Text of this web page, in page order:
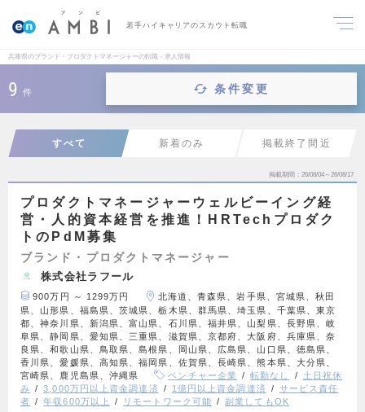
若手ハイキャリアのスカウト転職
兵庫県のブランド・プロダクトマネージャーの転職・求人情報
9 件 条件変更
すべて 新着のみ 掲載終了間近
掲載期間 26/08/04～26/08/17
プロダクトマネージャーウェルビーイング経
営・人的資本経営を推進！HRTechプロダク
トのPdM募集
ブランド・プロダクトマネージャー
株式会社ラフール
900万円 ～ 1299万円
北海道、青森県、岩手県、宮城県、秋田
県、山形県、福島県、茨城県、栃木県、群馬県、埼玉県、千葉県、東京
都、神奈川県、新潟県、富山県、石川県、福井県、山梨県、長野県、岐
阜県、静岡県、愛知県、三重県、滋賀県、京都府、大阪府、兵庫県、奈
良県、和歌山県、鳥取県、島根県、岡山県、広島県、山口県、徳島県、
香川県、愛媛県、高知県、福岡県、佐賀県、長崎県、熊本県、大分県、
宮崎県、鹿児島県、沖縄県
ベンチャー企業 転勤なし
土日祝休
み
3,000万円以上資金調達済 1億円以上資金調達済
サービス責任
者
年収600万以上 リモートワーク可能 副業してもOK